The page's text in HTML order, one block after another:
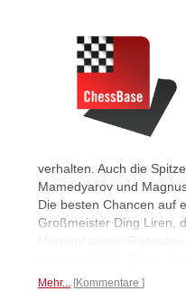
verhalten. Auch die
Mamedyarov und
Die besten Chancen auf
Großmeister Ding Liren,
Mehr... Kommentare